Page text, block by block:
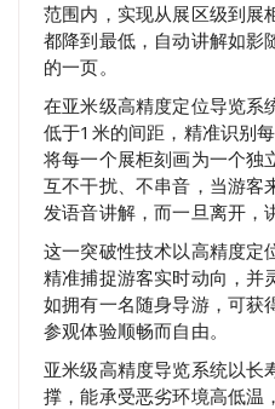
范围内，实现从展区级到展
都降到最低，自动讲解如影
的一页。
在亚米级高精度定位导览系
低于1米的间距，精准识别
将每一个展柜刻画为一个独
互不干扰、不串音，当游客
发语音讲解，而一旦离开，
这一突破性技术以高精度定
精准捕捉游客实时动向，并
如拥有一名随身导游，可获
参观体验顺畅而自由。
亚米级高精度导览系统以长
撑，能承受恶劣环境高低